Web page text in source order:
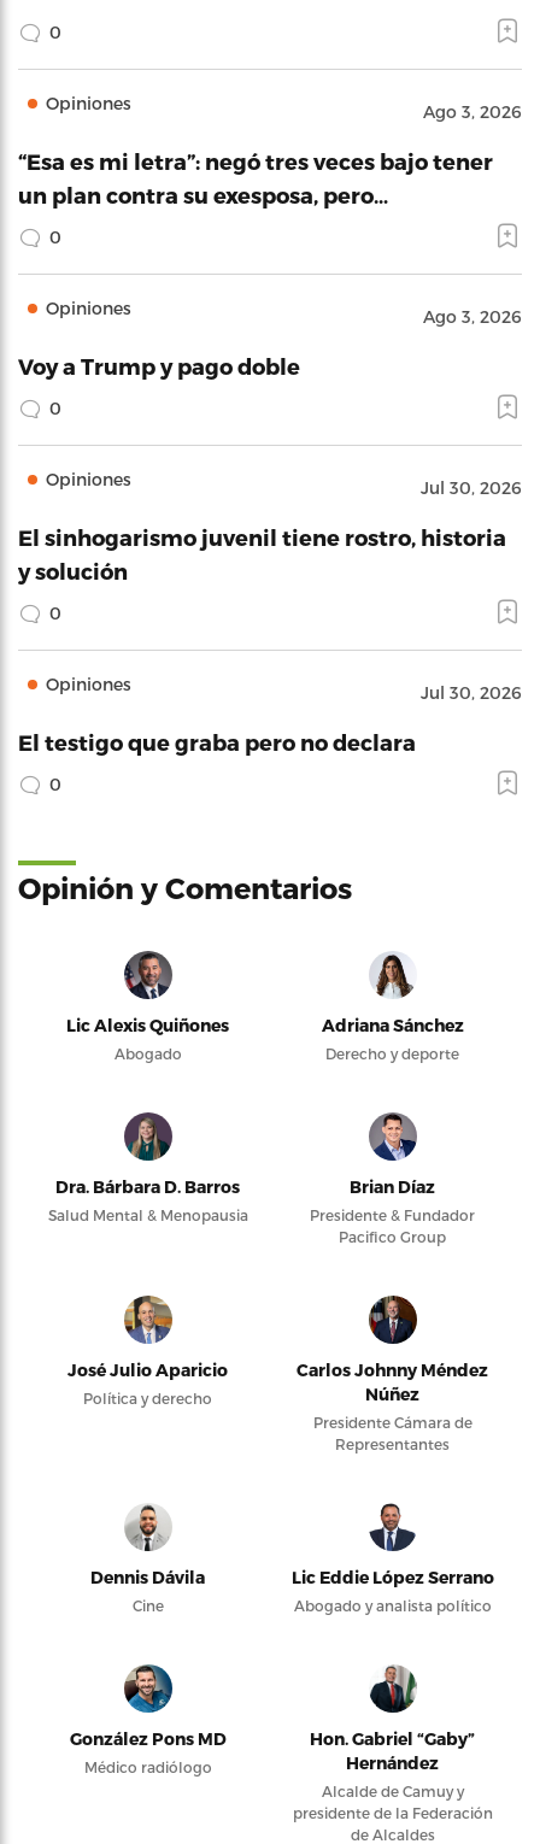
0
Opiniones Ago 3, 2026
“Esa es mi letra”: negó tres veces bajo tener
un plan contra su exesposa, pero…
0
Opiniones Ago 3, 2026
Voy a Trump y pago doble
0
Opiniones Jul 30, 2026
El sinhogarismo juvenil tiene rostro, historia
y solución
0
Opiniones Jul 30, 2026
El testigo que graba pero no declara
0
Opinión y Comentarios
Lic Alexis Quiñones
Abogado
Adriana Sánchez
Derecho y deporte
Dra. Bárbara D. Barros
Salud Mental & Menopausia
Brian Díaz
Presidente & Fundador
Pacifico Group
José Julio Aparicio
Política y derecho
Carlos Johnny Méndez
Núñez
Presidente Cámara de
Representantes
Dennis Dávila
Cine
Lic Eddie López Serrano
Abogado y analista político
González Pons MD
Médico radiólogo
Hon. Gabriel “Gaby”
Hernández
Alcalde de Camuy y
presidente de la Federación
de Alcaldes